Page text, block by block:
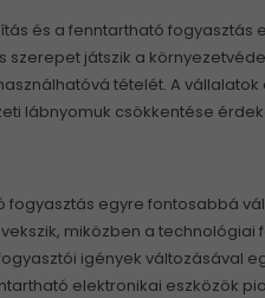
és a fenntartható
játszik a
tételét. A
lábnyomuk csökkentése
fogyasztás egyre fontosabbá
miközben a technológiai
igények változásával
elektronikai eszközök